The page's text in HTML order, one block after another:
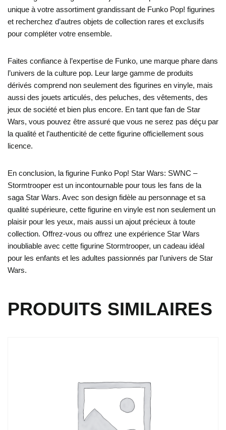
unique à votre assortiment grandissant de Funko Pop! figurines
et recherchez d’autres objets de collection rares et exclusifs
pour compléter votre ensemble.
Faites confiance à l’expertise de Funko, une marque phare dans
l’univers de la culture pop. Leur large gamme de produits
dérivés comprend non seulement des figurines en vinyle, mais
aussi des jouets articulés, des peluches, des vêtements, des
jeux de société et bien plus encore. En tant que fan de Star
Wars, vous pouvez être assuré que vous ne serez pas déçu par
la qualité et l’authenticité de cette figurine officiellement sous
licence.
En conclusion, la figurine Funko Pop! Star Wars: SWNC –
Stormtrooper est un incontournable pour tous les fans de la
saga Star Wars. Avec son design fidèle au personnage et sa
qualité supérieure, cette figurine en vinyle est non seulement un
plaisir pour les yeux, mais aussi un ajout précieux à toute
collection. Offrez-vous ou offrez une expérience Star Wars
inoubliable avec cette figurine Stormtrooper, un cadeau idéal
pour les enfants et les adultes passionnés par l’univers de Star
Wars.
PRODUITS SIMILAIRES